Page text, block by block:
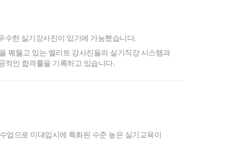
수한 실기강사진이 있기에 가능했습니다.
꿰뚫고 있는 엘리트 강사진들의 실기직강 시스템과
적인 합격률을 기록하고 있습니다.
업으로 미대입시에 특화된 수준 높은 실기교육이